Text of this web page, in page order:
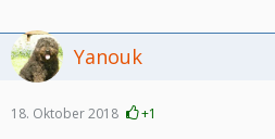
Yanouk
18. Oktober 2018 +1